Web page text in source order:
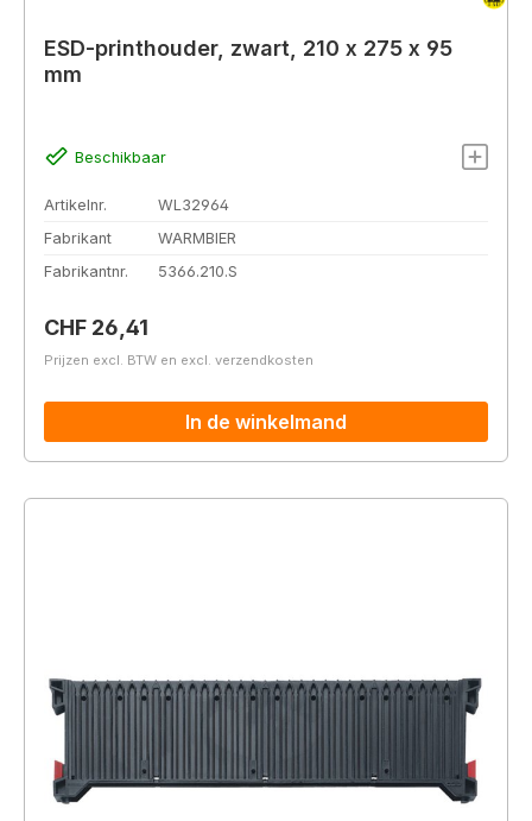
ESD-printhouder, zwart, 210 x 275 x 95
mm
Beschikbaar
Artikelnr.
WL32964
Fabrikant
WARMBIER
Fabrikantnr.
5366.210.S
Normale prijs:
CHF 26,41
Prijzen excl. BTW en excl. verzendkosten
In de winkelmand